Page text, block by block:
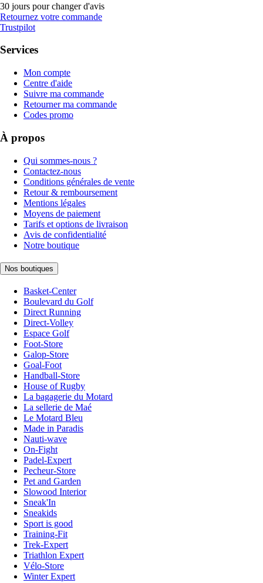
30 jours pour changer d'avis
Retournez votre commande
Trustpilot
Services
Mon compte
Centre d'aide
Suivre ma commande
Retourner ma commande
Codes promo
À propos
Qui sommes-nous ?
Contactez-nous
Conditions générales de vente
Retour & remboursement
Mentions légales
Moyens de paiement
Tarifs et options de livraison
Avis de confidentialité
Notre boutique
Nos boutiques
Basket-Center
Boulevard du Golf
Direct Running
Direct-Volley
Espace Golf
Foot-Store
Galop-Store
Goal-Foot
Handball-Store
House of Rugby
La bagagerie du Motard
La sellerie de Maé
Le Motard Bleu
Made in Paradis
Nauti-wave
On-Fight
Padel-Expert
Pecheur-Store
Pet and Garden
Slowood Interior
Sneak'In
Sneakids
Sport is good
Training-Fit
Trek-Expert
Triathlon Expert
Vélo-Store
Winter Expert